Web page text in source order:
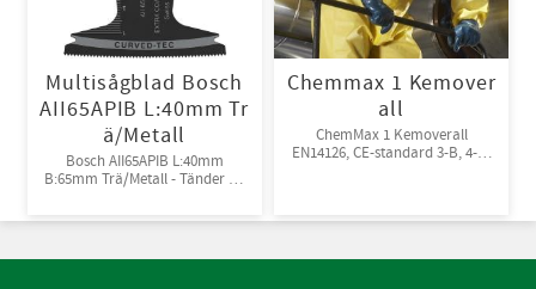
Multisågblad Bosch
AII65APIB L:40mm Tr
ä/Metall
Bosch AII65APIB L:40mm
B:65mm Trä/Metall - Tänder av
Chemmax 1 Kemover
all
ChemMax 1 Kemoverall
EN14126, CE-standard 3-B, 4-B,